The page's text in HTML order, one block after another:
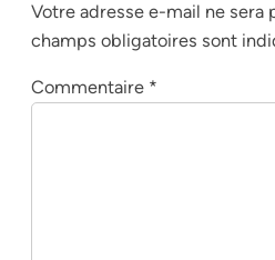
Votre adresse e-mail ne sera
champs obligatoires sont
Commentaire *